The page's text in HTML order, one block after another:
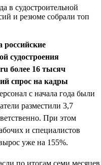
в судостроительной
и резюме собрали топ
российские
судостроения
более 16 тысяч
спрос на кадры
с начала года были
разместили 3,7
При этом
и специалистов
уже на 155%.